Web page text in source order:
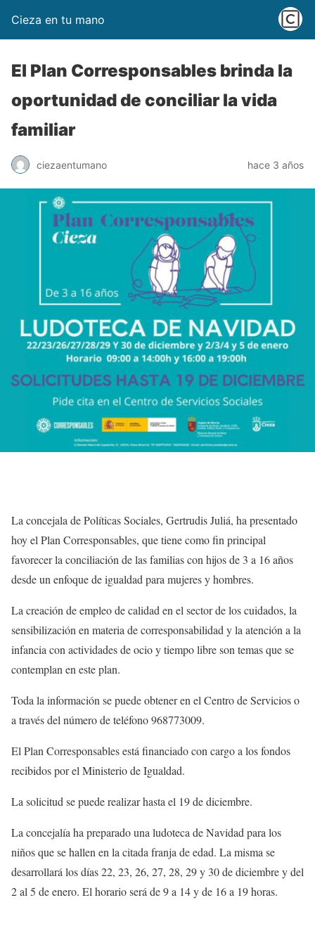
Cieza en tu mano
El Plan Corresponsables brinda la
oportunidad de conciliar la vida
familiar
ciezaentumano hace 3 años
La concejala de Políticas Sociales, Gertrudis Juliá, ha presentado
hoy el Plan Corresponsables, que tiene como fin principal
favorecer la conciliación de las familias con hijos de 3 a 16 años
desde un enfoque de igualdad para mujeres y hombres.
La creación de empleo de calidad en el sector de los cuidados, la
sensibilización en materia de corresponsabilidad y la atención a la
infancia con actividades de ocio y tiempo libre son temas que se
contemplan en este plan.
Toda la información se puede obtener en el Centro de Servicios o
a través del número de teléfono 968773009.
El Plan Corresponsables está financiado con cargo a los fondos
recibidos por el Ministerio de Igualdad.
La solicitud se puede realizar hasta el 19 de diciembre.
La concejalía ha preparado una ludoteca de Navidad para los
niños que se hallen en la citada franja de edad. La misma se
desarrollará los días 22, 23, 26, 27, 28, 29 y 30 de diciembre y del
2 al 5 de enero. El horario será de 9 a 14 y de 16 a 19 horas.